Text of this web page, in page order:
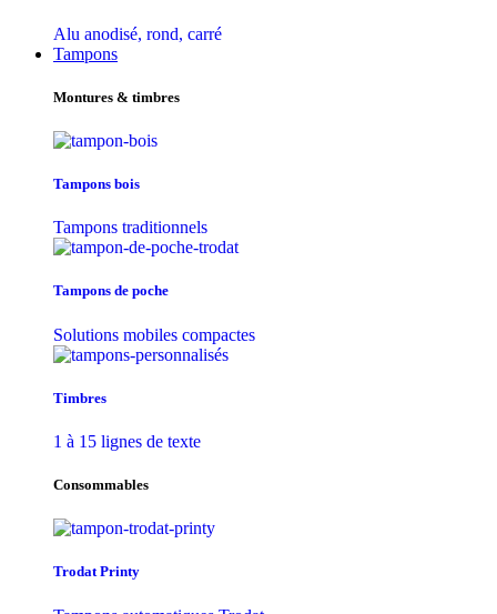
Alu anodisé, rond, carré
Tampons
Montures & timbres
Tampons bois
Tampons traditionnels
Tampons de poche
Solutions mobiles compactes
Timbres
1 à 15 lignes de texte
Consommables
Trodat Printy